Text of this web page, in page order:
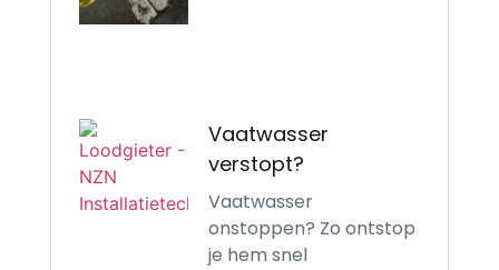
Vaatwasser
verstopt?
Vaatwasser
onstoppen? Zo ontstop
je hem snel